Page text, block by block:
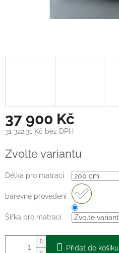
37 900 Kč
31 322,31 Kč bez DPH
cena:
Zvolte variantu
Délka pro matraci
barevné provedení
Šířka pro matraci
Přidat do košíku